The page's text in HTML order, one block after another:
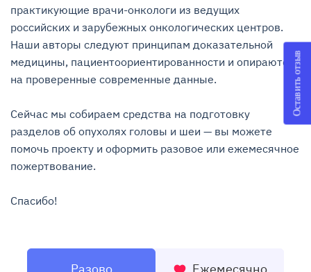
практикующие врачи-онкологи из ведущих
российских и зарубежных онкологических центров.
Наши авторы следуют принципам доказательной
медицины, пациентоориентированности и опираются
на проверенные современные данные.
Сейчас мы собираем средства на подготовку
разделов об опухолях головы и шеи — вы можете
помочь проекту и оформить разовое или ежемесячное
пожертвование.
Спасибо!
Оставить отзыв